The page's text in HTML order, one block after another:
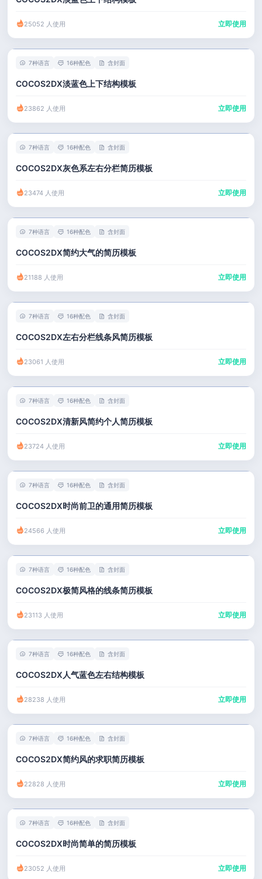
25052 人使用 立即使用
7种语言 16种配色 含封面
COCOS2DX淡蓝色上下结构模板
23862 人使用 立即使用
7种语言 16种配色 含封面
COCOS2DX灰色系左右分栏简历模板
23474 人使用 立即使用
7种语言 16种配色 含封面
COCOS2DX简约大气的简历模板
21188 人使用 立即使用
7种语言 16种配色 含封面
COCOS2DX左右分栏线条风简历模板
23061 人使用 立即使用
7种语言 16种配色 含封面
COCOS2DX清新风简约个人简历模板
23724 人使用 立即使用
7种语言 16种配色 含封面
COCOS2DX时尚前卫的通用简历模板
24566 人使用 立即使用
7种语言 16种配色 含封面
COCOS2DX极简风格的线条简历模板
23113 人使用 立即使用
7种语言 16种配色 含封面
COCOS2DX人气蓝色左右结构模板
28238 人使用 立即使用
7种语言 16种配色 含封面
COCOS2DX简约风的求职简历模板
22828 人使用 立即使用
7种语言 16种配色 含封面
COCOS2DX时尚简单的简历模板
23052 人使用 立即使用